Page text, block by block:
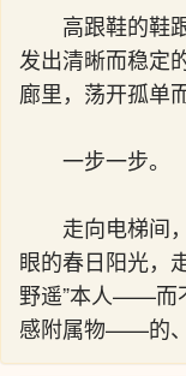
高跟鞋的鞋
发出清晰而稳定
廊里，荡开孤单
一步一步。
走向电梯间
眼的春日阳光，
野遥”本人——而
感附属物——的、